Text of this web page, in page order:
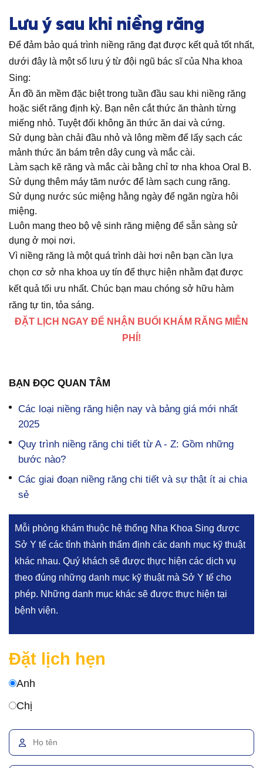
Lưu ý sau khi niềng răng
Để đảm bảo quá trình niềng răng đạt được kết quả tốt nhất,
dưới đây là một số lưu ý từ đội ngũ bác sĩ của Nha khoa
Sing:
Ăn đồ ăn mềm đặc biệt trong tuần đầu sau khi niềng răng
hoặc siết răng định kỳ. Bạn nên cắt thức ăn thành từng
miếng nhỏ. Tuyệt đối không ăn thức ăn dai và cứng.
Sử dụng bàn chải đầu nhỏ và lông mềm để lấy sạch các
mảnh thức ăn bám trên dây cung và mắc cài.
Làm sạch kẽ răng và mắc cài bằng chỉ tơ nha khoa Oral B.
Sử dụng thêm máy tăm nước để làm sạch cung răng.
Sử dụng nước súc miệng hằng ngày để ngăn ngừa hôi
miệng.
Luôn mang theo bộ vệ sinh răng miệng để sẵn sàng sử
dụng ở mọi nơi.
Vì niềng răng là một quá trình dài hơi nên bạn cần lựa
chọn cơ sở nha khoa uy tín để thực hiện nhằm đạt được
kết quả tối ưu nhất. Chúc bạn mau chóng sở hữu hàm
răng tự tin, tỏa sáng.
ĐẶT LỊCH NGAY ĐỂ NHẬN BUỔI KHÁM RĂNG MIỄN
PHÍ!
BẠN ĐỌC QUAN TÂM
Các loại niềng răng hiện nay và bảng giá mới nhất
2025
Quy trình niềng răng chi tiết từ A - Z: Gồm những
bước nào?
Các giai đoạn niềng răng chi tiết và sự thật ít ai chia
sẻ
Mỗi phòng khám thuộc hệ thống Nha Khoa Sing được
Sở Y tế các tỉnh thành thẩm định các danh mục kỹ thuật
khác nhau. Quý khách sẽ được thực hiện các dịch vụ
theo đúng những danh mục kỹ thuật mà Sở Y tế cho
phép. Những danh mục khác sẽ được thực hiện tại
bệnh viện.
Đặt lịch hẹn
Anh
Chị